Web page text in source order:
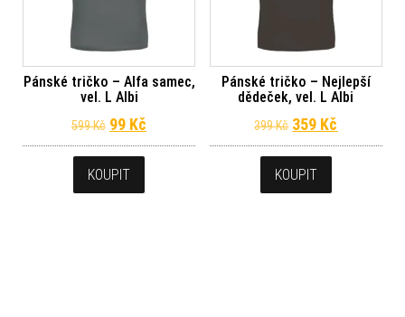
Pánské tričko – Alfa samec,
vel. L Albi
599Kč Původní cena byla: 599 Kč.
99 Kč Aktuální cena je: 99 Kč.
KOUPIT
Pánské tričko – Nejlepší
dědeček, vel. L Albi
399Kč Původní cena
359 Kč
KOUPIT